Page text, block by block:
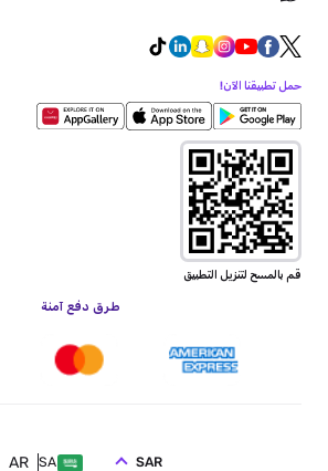
حمل تطبيقنا الآن!
قم بالمسح لتنزيل التطبيق
طرق دفع آمنة
SA
AR SAR